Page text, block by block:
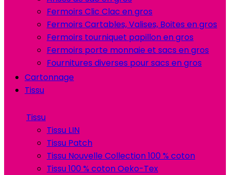
Fermoirs Clic Clac en gros
Fermoirs Cartables, Valises, Boites en gros
Fermoirs tourniquet papillon en gros
Fermoirs porte monnaie et sacs en gros
Fournitures diverses pour sacs en gros
Cartonnage
Tissu
Tissu
Tissu LIN
Tissu Patch
Tissu Nouvelle Collection 100 % coton
Tissu 100 % coton Oeko-Tex